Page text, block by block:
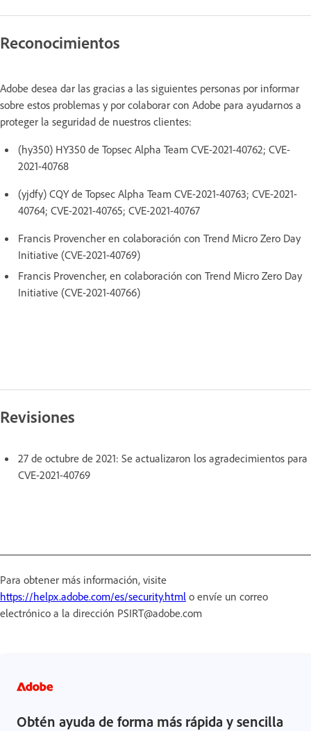
Reconocimientos
Adobe desea dar las gracias a las siguientes personas por informar
sobre estos problemas y por colaborar con Adobe para ayudarnos a
proteger la seguridad de nuestros clientes:
(hy350) HY350 de Topsec Alpha Team CVE-2021-40762; CVE-
2021-40768
(yjdfy) CQY de Topsec Alpha Team CVE-2021-40763; CVE-2021-
40764; CVE-2021-40765; CVE-2021-40767
Francis Provencher en colaboración con Trend Micro Zero Day
Initiative (CVE-2021-40769)
Francis Provencher, en colaboración con Trend Micro Zero Day
Initiative (CVE-2021-40766)
Revisiones
27 de octubre de 2021: Se actualizaron los agradecimientos para
CVE-2021-40769
Para obtener más información, visite
https://helpx.adobe.com/es/security.html o envíe un correo
electrónico a la dirección PSIRT@adobe.com
Obtén ayuda de forma más rápida y sencilla